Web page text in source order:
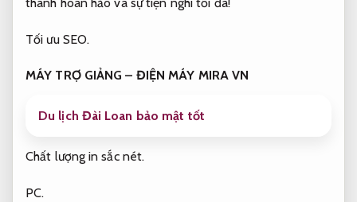
Tối ưu SEO.
MÁY TRỢ GIẢNG – ĐIỆN MÁY MIRA VN
Du lịch Đài Loan bảo mật tốt
Chất lượng in sắc nét.
PC.